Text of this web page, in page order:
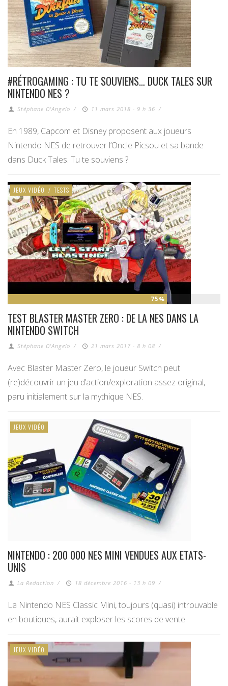
#RÉTROGAMING : TU TE SOUVIENS… DUCK TALES SUR
NINTENDO NES ?
Stéphane D'Angelo / 11 mars 2018 - 9 h 36 /
En 1989, Capcom et Disney proposent aux joueurs
Nintendo NES de retrouver l’Oncle Picsou et sa bande
dans Duck Tales. Tu te souviens ?
75 %
JEUX VIDÉO / TESTS
TEST BLASTER MASTER ZERO : DE LA NES DANS LA
NINTENDO SWITCH
Stéphane D'Angelo / 21 mars 2017 - 8 h 08 /
Avec Blaster Master Zero, le joueur Switch peut
(re)découvrir un jeu d’action/exploration assez original,
paru initialement sur la mythique NES.
JEUX VIDÉO
NINTENDO : 200 000 NES MINI VENDUES AUX ETATS-
UNIS
La Redaction / 18 décembre 2016 - 13 h 09 /
La Nintendo NES Classic Mini, toujours (quasi) introuvable
en boutiques, aurait exploser les scores de vente.
JEUX VIDÉO